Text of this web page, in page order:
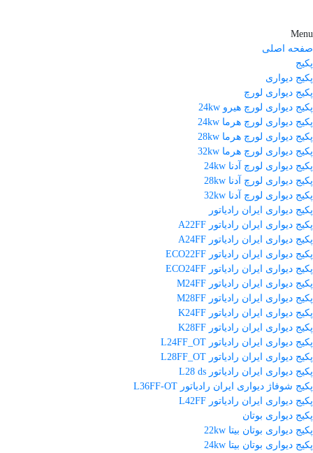
Menu
صفحه اصلی
پکیج
پکیج دیواری
پکیج دیواری لورچ
پکیج دیواری لورچ هیرو 24kw
پکیج دیواری لورچ هرما 24kw
پکیج دیواری لورچ هرما 28kw
پکیج دیواری لورچ هرما 32kw
پکیج دیواری لورچ آدنا 24kw
پکیج دیواری لورچ آدنا 28kw
پکیج دیواری لورچ آدنا 32kw
پکیج دیواری ایران رادیاتور
پکیج دیواری ایران رادیاتور A22FF
پکیج دیواری ایران رادیاتور A24FF
پکیج دیواری ایران رادیاتور ECO22FF
پکیج دیواری ایران رادیاتور ECO24FF
پکیج دیواری ایران رادیاتور M24FF
پکیج دیواری ایران رادیاتور M28FF
پکیج دیواری ایران رادیاتور K24FF
پکیج دیواری ایران رادیاتور K28FF
پکیج دیواری ایران رادیاتور L24FF_OT
پکیج دیواری ایران رادیاتور L28FF_OT
پکیج دیواری ایران رادیاتور L28 ds
پکیج شوفاژ دیواری ایران رادیاتور L36FF-OT
پکیج دیواری ایران رادیاتور L42FF
پکیج دیواری بوتان
پکیج دیواری بوتان بیتا 22kw
پکیج دیواری بوتان بیتا 24kw